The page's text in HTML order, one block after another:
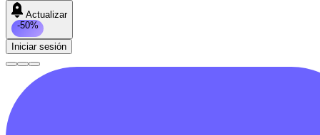
Actualizar
-50%
Iniciar sesión